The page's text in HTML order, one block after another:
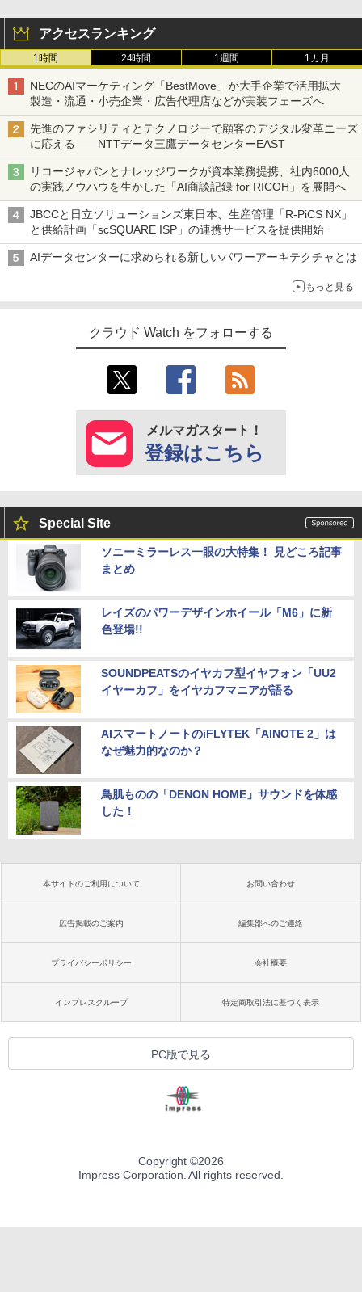
アクセスランキング
1時間 24時間 1週間 1カ月
NECのAIマーケティング「BestMove」が大手企業で活用拡大
製造・流通・小売企業・広告代理店などが実装フェーズへ
先進のファシリティとテクノロジーで顧客のデジタル変革ニーズ
に応える――NTTデータ三鷹データセンターEAST
リコージャパンとナレッジワークが資本業務提携、社内6000人
の実践ノウハウを生かした「AI商談記録 for RICOH」を展開へ
JBCCと日立ソリューションズ東日本、生産管理「R-PiCS NX」
と供給計画「scSQUARE ISP」の連携サービスを提供開始
AIデータセンターに求められる新しいパワーアーキテクチャとは
もっと見る
クラウド Watch をフォローする
メルマガスタート！
登録はこちら
Special Site
ソニーミラーレス一眼の大特集！ 見どころ記事
まとめ
レイズのパワーデザインホイール「M6」に新
色登場!!
SOUNDPEATSのイヤカフ型イヤフォン「UU2
イヤーカフ」をイヤカフマニアが語る
AIスマートノートのiFLYTEK「AINOTE 2」は
なぜ魅力的なのか？
鳥肌ものの「DENON HOME」サウンドを体感
した！
本サイトのご利用について お問い合わせ
広告掲載のご案内 編集部へのご連絡
プライバシーポリシー 会社概要
インプレスグループ 特定商取引法に基づく表示
PC版で見る
Copyright ©2026
Impress Corporation. All rights reserved.